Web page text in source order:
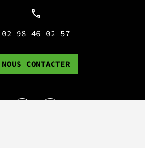
02 98 46 02 57
NOUS CONTACTER